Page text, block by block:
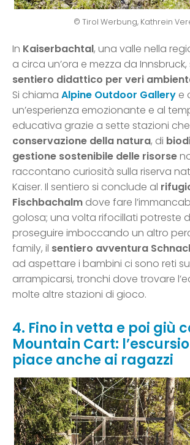
© Tirol Werbung, Kathrein
In Kaiserbachtal, una valle nella
a circa un’ora e mezza da
sentiero didattico per veri
Si chiama Alpine Outdoor Gallery e
un’esperienza emozionante e al
educativa grazie a sette stazioni
conservazione della natura, di
gestione sostenibile delle risorse
raccontano curiosità sulla riserva
Kaiser. Il sentiero si conclude al
Fischbachalm dove fare
golosa; una volta rifocillati potreste
proseguire imboccando un altro
family, il sentiero avventura
ad aspettare i bambini ci sono reti
arrampicarsi, tronchi dove trovare
molte altre stazioni di gioco.
4. Fino in vetta e poi giù
Mountain Cart:
piace anche ai ragazzi